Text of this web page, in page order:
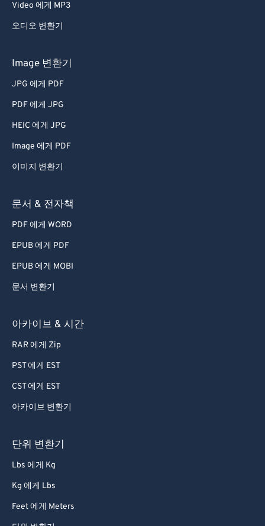
Video 에게 MP3
오디오 변환기
Image 변환기
JPG 에게 PDF
PDF 에게 JPG
HEIC 에게 JPG
Image 에게 PDF
이미지 변환기
문서 & 전자책
PDF 에게 WORD
EPUB 에게 PDF
EPUB 에게 MOBI
문서 변환기
아카이브 & 시간
RAR 에게 Zip
PST 에게 EST
CST 에게 EST
아카이브 변환기
단위 변환기
Lbs 에게 Kg
Kg 에게 Lbs
Feet 에게 Meters